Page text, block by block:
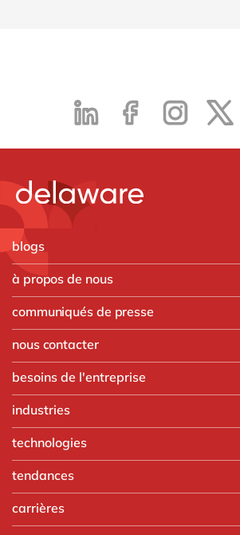
blogs
à propos de nous
communiqués de presse
nous contacter
besoins de l'entreprise
Employee experience
Operations
Finance
Customer experience
Vente, marketing & service
Resources Humaines
industries
Aerospace & defense
Automobile
Chimique
Discrete Manufacturing
Ingénierie
technologies
HubSpot
Microsoft Azure
Microsoft Dynamics 365
tendances
carrières